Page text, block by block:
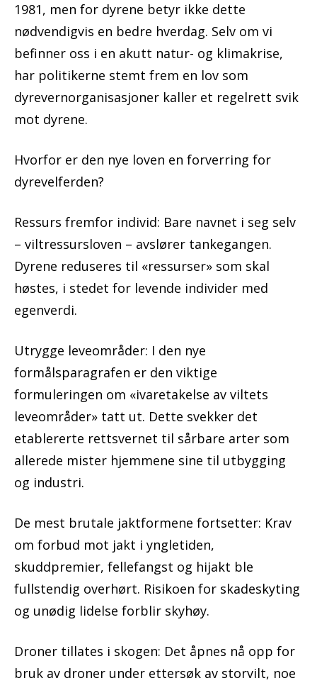
1981, men for dyrene betyr ikke dette
nødvendigvis en bedre hverdag. Selv om vi
befinner oss i en akutt natur- og klimakrise,
har politikerne stemt frem en lov som
dyrevernorganisasjoner kaller et regelrett svik
mot dyrene.
Hvorfor er den nye loven en forverring for
dyrevelferden?
Ressurs fremfor individ: Bare navnet i seg selv
– viltressursloven – avslører tankegangen.
Dyrene reduseres til «ressurser» som skal
høstes, i stedet for levende individer med
egenverdi.
Utrygge leveområder: I den nye
formålsparagrafen er den viktige
formuleringen om «ivaretakelse av viltets
leveområder» tatt ut. Dette svekker det
etablererte rettsvernet til sårbare arter som
allerede mister hjemmene sine til utbygging
og industri.
De mest brutale jaktformene fortsetter: Krav
om forbud mot jakt i yngletiden,
skuddpremier, fellefangst og hijakt ble
fullstendig overhørt. Risikoen for skadeskyting
og unødig lidelse forblir skyhøy.
Droner tillates i skogen: Det åpnes nå opp for
bruk av droner under ettersøk av storvilt, noe